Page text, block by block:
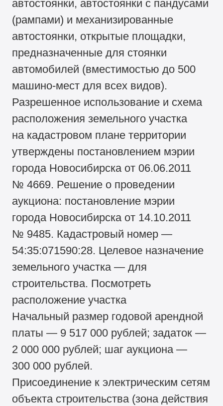
автостоянки, автостоянки с пандусами
(рампами) и механизированные
автостоянки, открытые площадки,
предназначенные для стоянки
автомобилей (вместимостью до 500
машино-мест для всех видов).
Разрешенное использование и схема
расположения земельного участка
на кадастровом плане территории
утверждены постановлением мэрии
города Новосибирска от 06.06.2011
№ 4669. Решение о проведении
аукциона: постановление мэрии
города Новосибирска от 14.10.2011
№ 9485. Кадастровый номер —
54:35:071590:28. Целевое назначение
земельного участка — для
строительства. Посмотреть
расположение участка
Начальный размер годовой арендной
платы — 9 517 000 рублей; задаток —
2 000 000 рублей; шаг аукциона —
300 000 рублей.
Присоединение к электрическим сетям
объекта строительства (зона действия